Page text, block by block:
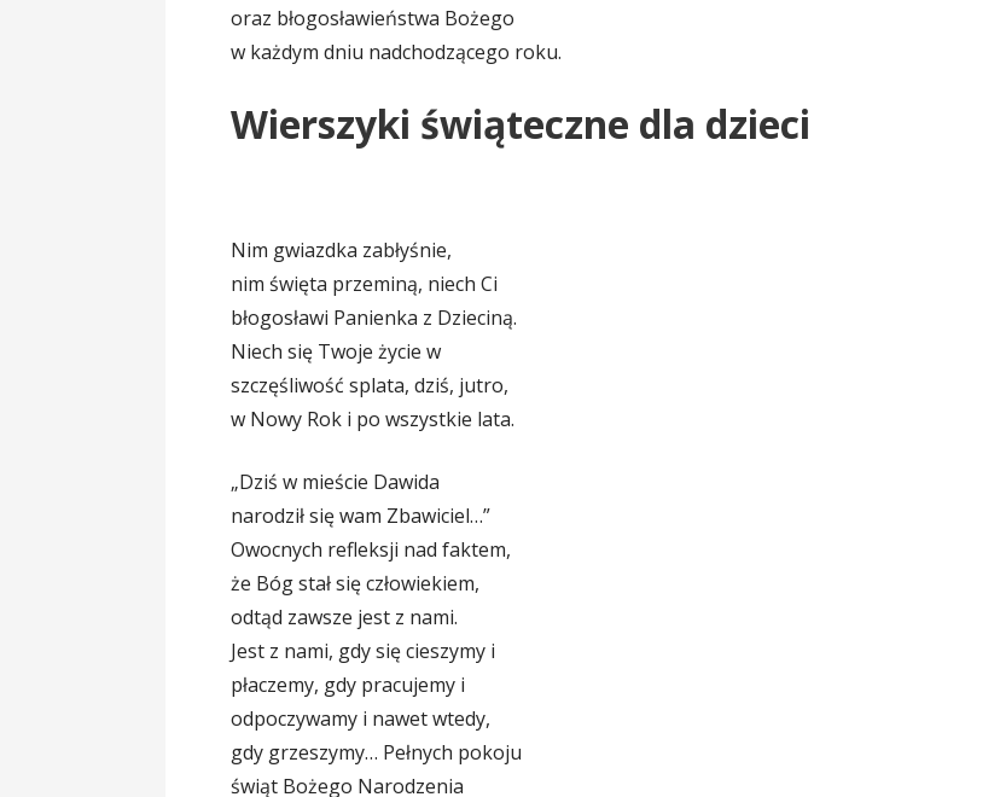
oraz błogosławieństwa Bożego
w każdym dniu nadchodzącego roku.
Wierszyki świąteczne dla dzieci
Nim gwiazdka zabłyśnie,
nim święta przeminą, niech Ci
błogosławi Panienka z Dzieciną.
Niech się Twoje życie w
szczęśliwość splata, dziś, jutro,
w Nowy Rok i po wszystkie lata.
„Dziś w mieście Dawida
narodził się wam Zbawiciel…”
Owocnych refleksji nad faktem,
że Bóg stał się człowiekiem,
odtąd zawsze jest z nami.
Jest z nami, gdy się cieszymy i
płaczemy, gdy pracujemy i
odpoczywamy i nawet wtedy,
gdy grzeszymy… Pełnych pokoju
świąt Bożego Narodzenia